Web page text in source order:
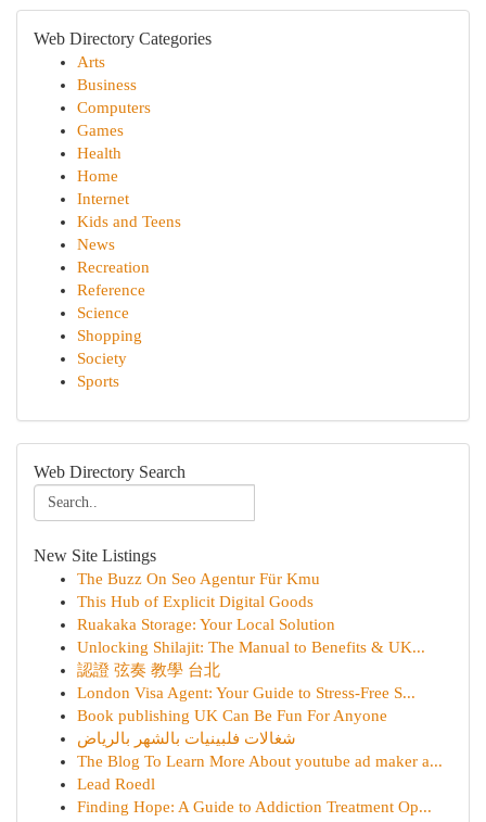
Web Directory Categories
Arts
Business
Computers
Games
Health
Home
Internet
Kids and Teens
News
Recreation
Reference
Science
Shopping
Society
Sports
Web Directory Search
New Site Listings
The Buzz On Seo Agentur Für Kmu
This Hub of Explicit Digital Goods
Ruakaka Storage: Your Local Solution
Unlocking Shilajit: The Manual to Benefits & UK...
認證 弦奏 教學 台北
London Visa Agent: Your Guide to Stress-Free S...
Book publishing UK Can Be Fun For Anyone
شغالات فلبينيات بالشهر بالرياض
The Blog To Learn More About youtube ad maker a...
Lead Roedl
Finding Hope: A Guide to Addiction Treatment Op...